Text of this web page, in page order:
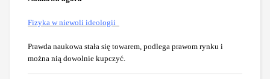
Fizyka w niewoli ideologii
Prawda naukowa stała się towarem, podlega prawom rynku i
można nią dowolnie kupczyć.